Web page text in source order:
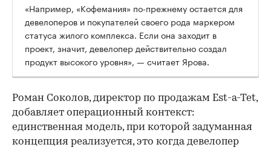
«Например, «Кофемания» по-прежнему остается для
девелоперов и покупателей своего рода маркером
статуса жилого комплекса. Если она заходит в
проект, значит, девелопер действительно создал
продукт высокого уровня», — считает Ярова.
Роман Соколов, директор по продажам Est-a-Tet,
добавляет операционный контекст:
единственная модель, при которой задуманная
концепция реализуется, это когда девелопер